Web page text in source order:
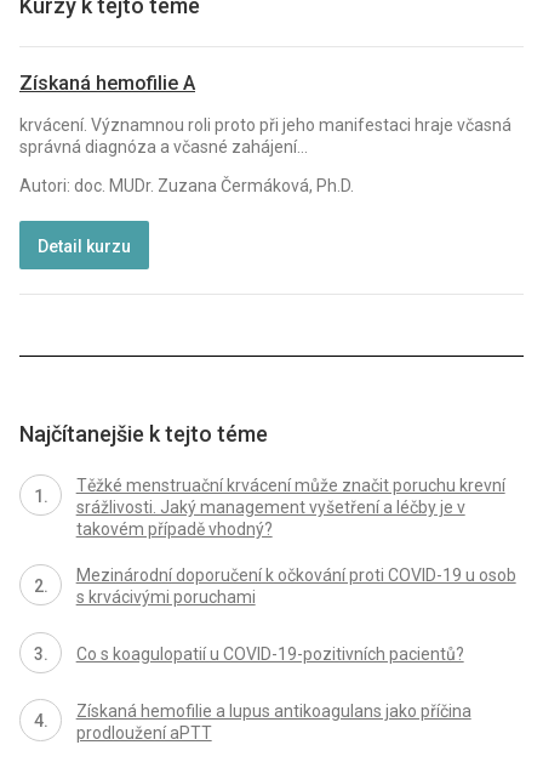
Kurzy k tejto téme
Získaná hemofilie A
krvácení. Významnou roli proto při jeho manifestaci hraje včasná
správná diagnóza a včasné zahájení...
Autori: doc. MUDr. Zuzana Čermáková, Ph.D.
Detail kurzu
Najčítanejšie k tejto téme
Těžké menstruační krvácení může značit poruchu krevní
srážlivosti. Jaký management vyšetření a léčby je v
takovém případě vhodný?
Mezinárodní doporučení k očkování proti COVID-19 u osob
s krvácivými poruchami
Co s koagulopatií u COVID-19-pozitivních pacientů?
Získaná hemofilie a lupus antikoagulans jako příčina
prodloužení aPTT